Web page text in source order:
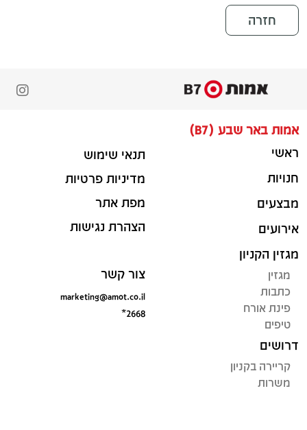
חזרה
אמות באר שבע (B7)
ראשי
חנויות
מבצעים
אירועים
מגזין הקניון
מגזין
כתבות
פינת אורח
טיפים
דרושים
קריירה בקניון
משרות
תנאי שימוש
מדיניות פרטיות
מפת אתר
הצהרת נגישות
צור קשר
marketing@amot.co.il
*2668